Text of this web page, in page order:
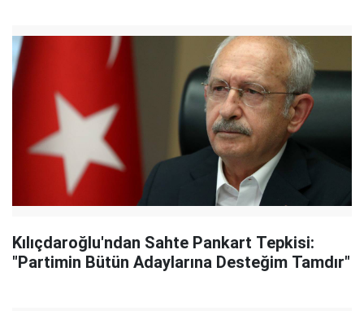
Kılıçdaroğlu'ndan Sahte Pankart Tepkisi:
"Partimin Bütün Adaylarına Desteğim Tamdır"